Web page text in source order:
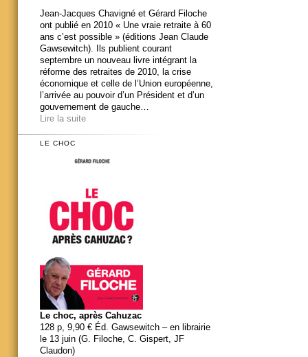
Jean-Jacques Chavigné et Gérard Filoche
ont publié en 2010 « Une vraie retraite à 60
ans c’est possible » (éditions Jean Claude
Gawsewitch). Ils publient courant
septembre un nouveau livre intégrant la
réforme des retraites de 2010, la crise
économique et celle de l’Union européenne,
l’arrivée au pouvoir d’un Président et d’un
gouvernement de gauche…
Lire la suite
LE CHOC
Le choc, après Cahuzac
128 p, 9,90 € Éd. Gawsewitch – en librairie
le 13 juin (G. Filoche, C. Gispert, JF
Claudon)